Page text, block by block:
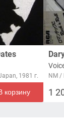
1981 г.
корзину
NM /
1